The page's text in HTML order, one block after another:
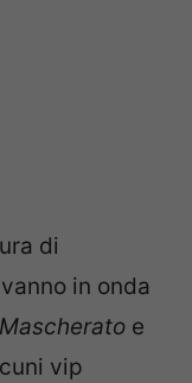
di
in onda
e
vip